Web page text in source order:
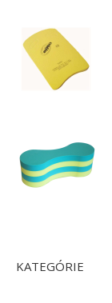
KATEGÓRIE